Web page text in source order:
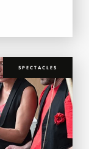
SPECTACLES